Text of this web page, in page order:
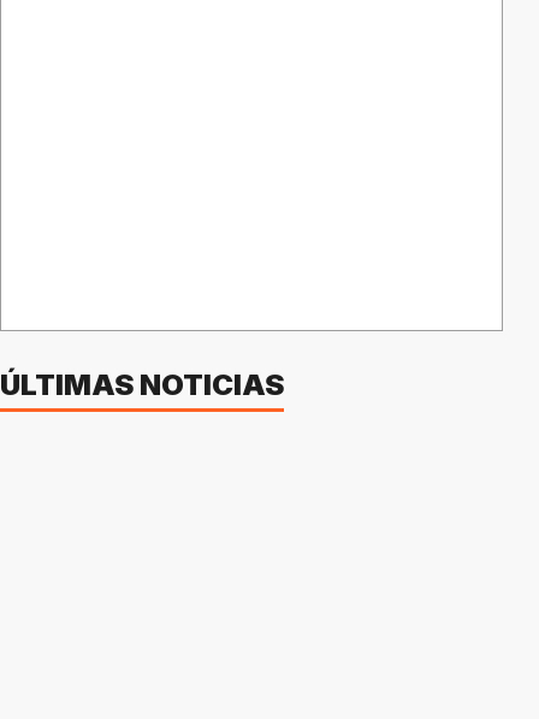
ÚLTIMAS NOTICIAS